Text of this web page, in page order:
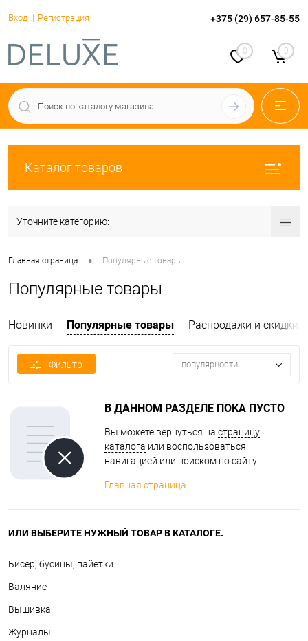
Вход Регистрация +375 (29) 657-85-55
0 0
Каталог товаров
Уточните категорию:
Главная страница • Популярные товары
Популярные товары
Новинки Популярные товары Распродажи и скидки
Фильтр популярности
В ДАННОМ РАЗДЕЛЕ ПОКА ПУСТО
Вы можете вернуться на страницу
каталога или воспользоваться
навигацией или поиском по сайту.
Главная страница
ИЛИ ВЫБЕРИТЕ НУЖНЫЙ ТОВАР В КАТАЛОГЕ.
Бисер, бусины, пайетки
Валяние
Вышивка
Журналы